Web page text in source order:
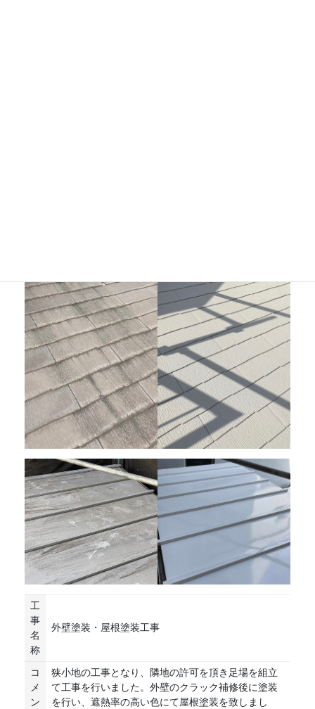
工
事
名
称
外壁塗装・屋根塗装工事
コ
メ
ン
狭小地の工事となり、隣地の許可を頂き足場を組立
て工事を行いました。外壁のクラック補修後に塗装
を行い、遮熱率の高い色にて屋根塗装を致しまし